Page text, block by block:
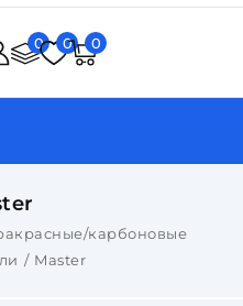
0 0 0
карбоновые
Master